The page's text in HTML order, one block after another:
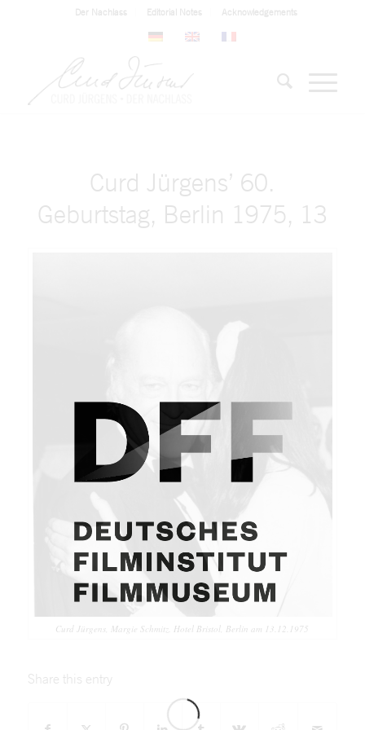
Der Nachlass Editorial Notes Acknowledgements
Curd Jürgens’ 60.
Geburtstag, Berlin 1975, 13
Curd Jürgens, Margie Schmitz. Hotel Bristol, Berlin am 13.12.1975
Share this entry